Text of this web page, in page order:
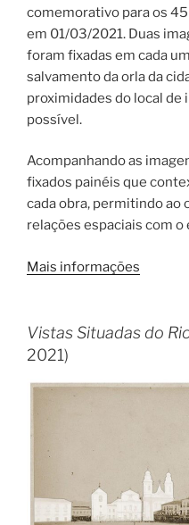
comemorativo para os
em 01/03/2021. Duas
foram fixadas em cada
salvamento da orla da
proximidades do local de
possível.
Acompanhando as
fixados painéis que
cada obra, permitindo ao
relações espaciais com o
Mais informações
Vistas Situadas do
2021)